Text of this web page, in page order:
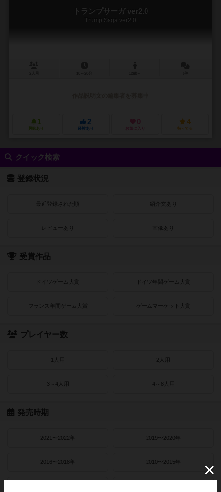
トランプサーガ ver2.0
Trump Saga ver2.0
1
興味あり
2
経験あり
0
お気に入り
4
持ってる
クイック検索
登録状況
最近登録された順 紹介文あり
レビューあり 画像あり
受賞作品
ドイツゲーム大賞 ドイツ年間ゲーム大賞
フランス年間ゲーム大賞 ゲームマーケット大賞
プレイヤー数
1人用 2人用
3～4人用 4～8人用
発売時期
2021〜2022年 2019〜2020年
2016〜2018年 2010〜2015年